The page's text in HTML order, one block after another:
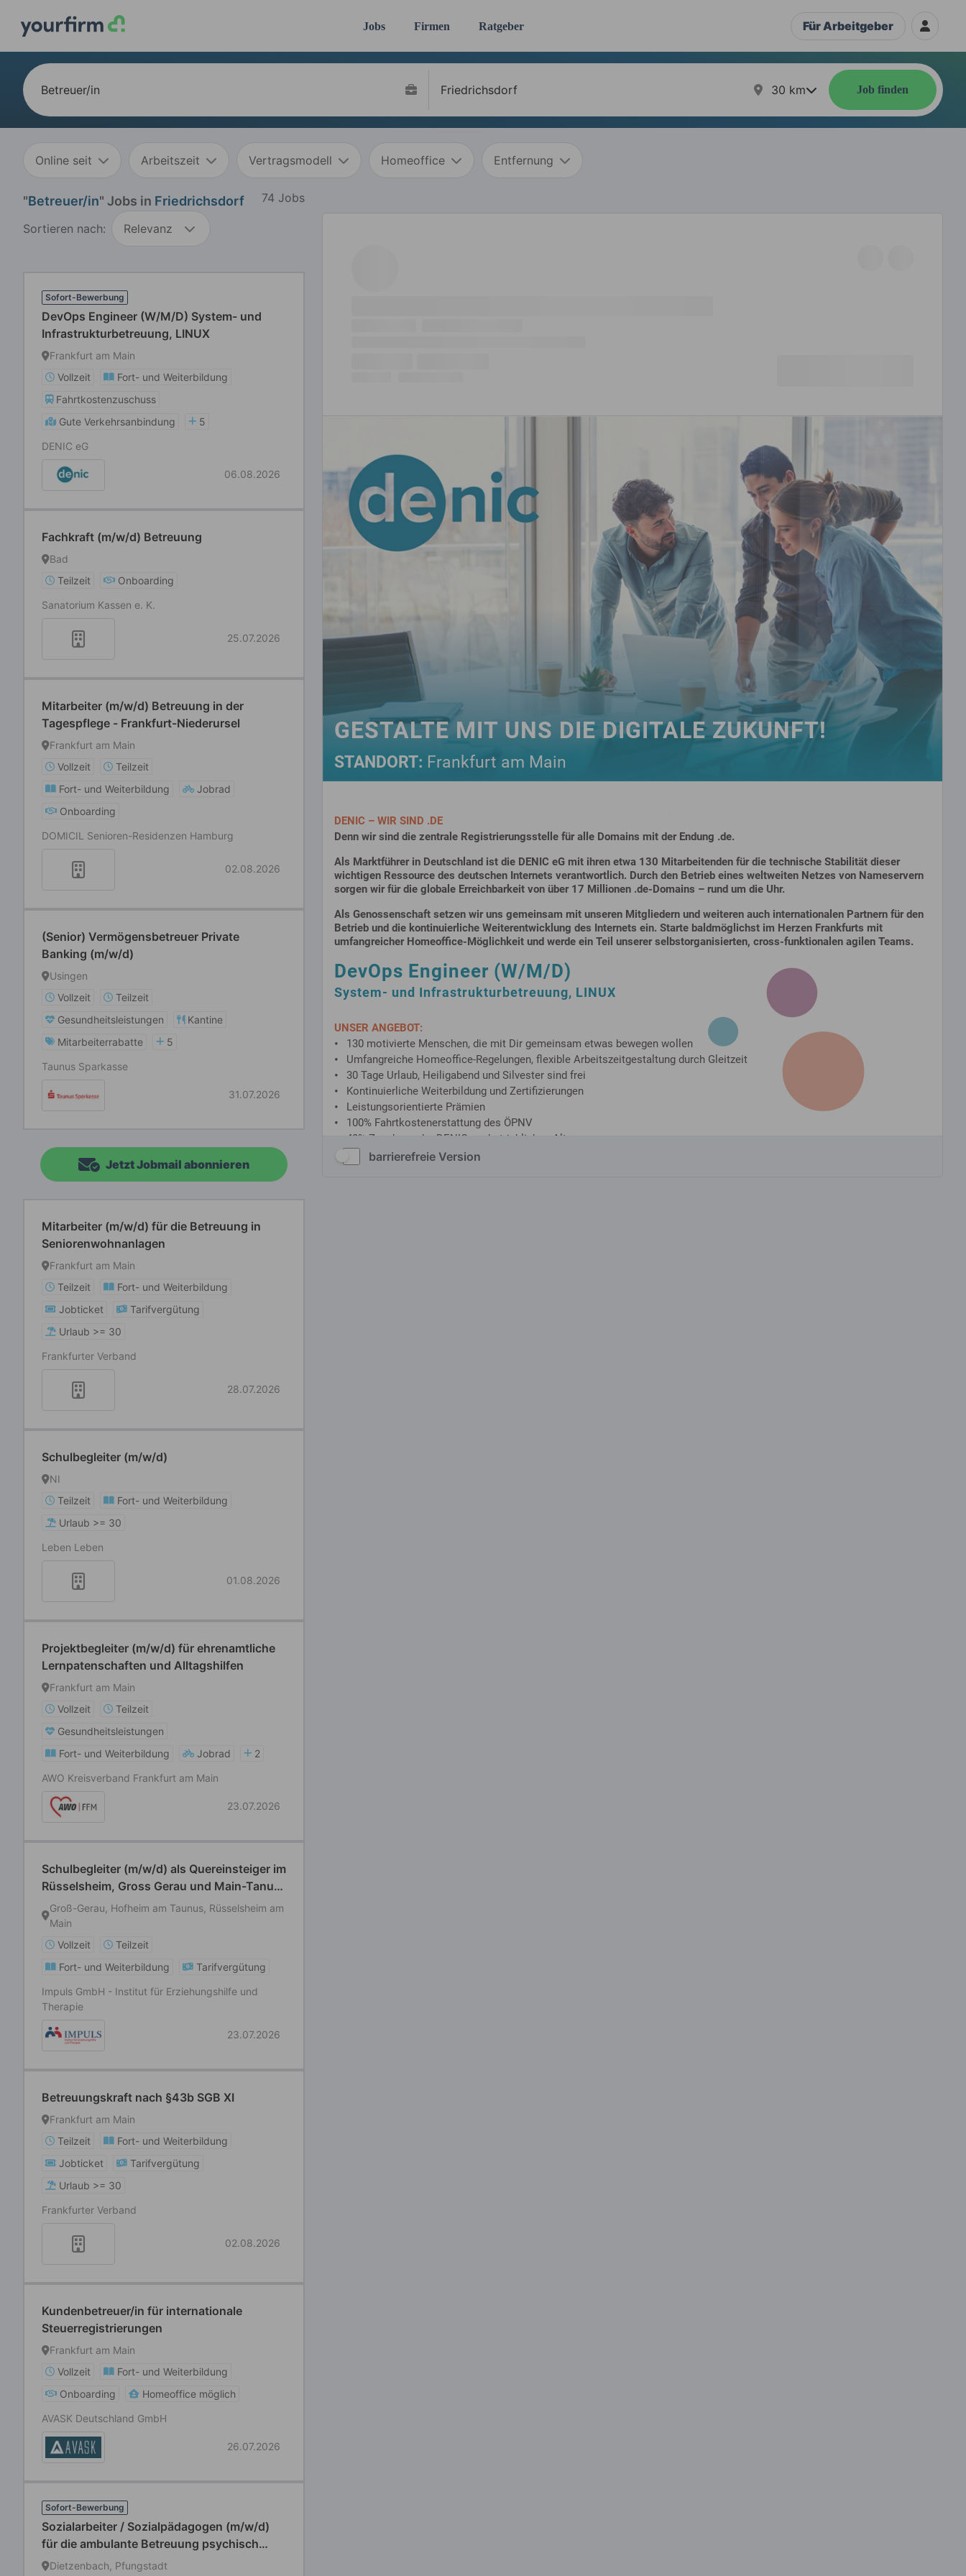
Jobs Firmen Ratgeber Für Arbeitgeber
30 km Job finden
Online seit Arbeitszeit Vertragsmodell Homeoffice Entfernung
"Betreuer/in" Jobs in Friedrichsdorf 74 Jobs
Sortieren nach: Relevanz
Sofort-Bewerbung
DevOps Engineer (W/M/D) System- und
Infrastrukturbetreuung, LINUX
Frankfurt am Main
Vollzeit
Fort- und Weiterbildung
Fahrtkostenzuschuss
Gute Verkehrsanbindung
5
DENIC eG
06.08.2026
Fachkraft (m/w/d) Betreuung
Bad
Teilzeit
Onboarding
Sanatorium Kassen e. K.
25.07.2026
Mitarbeiter (m/w/d) Betreuung in der
Tagespflege - Frankfurt-Niederursel
Frankfurt am Main
Vollzeit
Teilzeit
Fort- und Weiterbildung
Jobrad
Onboarding
DOMICIL Senioren-Residenzen Hamburg
02.08.2026
(Senior) Vermögensbetreuer Private
Banking (m/w/d)
Usingen
Vollzeit
Teilzeit
Gesundheitsleistungen
Kantine
Mitarbeiterrabatte
5
Taunus Sparkasse
31.07.2026
Jetzt Jobmail abonnieren
Mitarbeiter (m/w/d) für die Betreuung in
Seniorenwohnanlagen
Frankfurt am Main
Teilzeit
Fort- und Weiterbildung
Jobticket
Tarifvergütung
Urlaub >= 30
Frankfurter Verband
28.07.2026
Schulbegleiter (m/w/d)
NI
Teilzeit
Fort- und Weiterbildung
Urlaub >= 30
Leben Leben
01.08.2026
Projektbegleiter (m/w/d) für ehrenamtliche
Lernpatenschaften und Alltagshilfen
Frankfurt am Main
Vollzeit
Teilzeit
Gesundheitsleistungen
Fort- und Weiterbildung
Jobrad
2
AWO Kreisverband Frankfurt am Main
23.07.2026
Schulbegleiter (m/w/d) als Quereinsteiger im
Rüsselsheim, Gross Gerau und Main-Tanus-
Kreis gesucht
Groß-Gerau, Hofheim am Taunus, Rüsselsheim am
Main
Vollzeit
Teilzeit
Fort- und Weiterbildung
Tarifvergütung
Impuls GmbH - Institut für Erziehungshilfe und
Therapie
23.07.2026
Betreuungskraft nach §43b SGB XI
Frankfurt am Main
Teilzeit
Fort- und Weiterbildung
Jobticket
Tarifvergütung
Urlaub >= 30
Frankfurter Verband
02.08.2026
Kundenbetreuer/in für internationale
Steuerregistrierungen
Frankfurt am Main
Vollzeit
Fort- und Weiterbildung
Onboarding
Homeoffice möglich
AVASK Deutschland GmbH
26.07.2026
Sofort-Bewerbung
Sozialarbeiter / Sozialpädagogen (m/w/d)
für die ambulante Betreuung psychisch
kranker und behinderter Menschen
Dietzenbach, Pfungstadt
barrierefreie Version